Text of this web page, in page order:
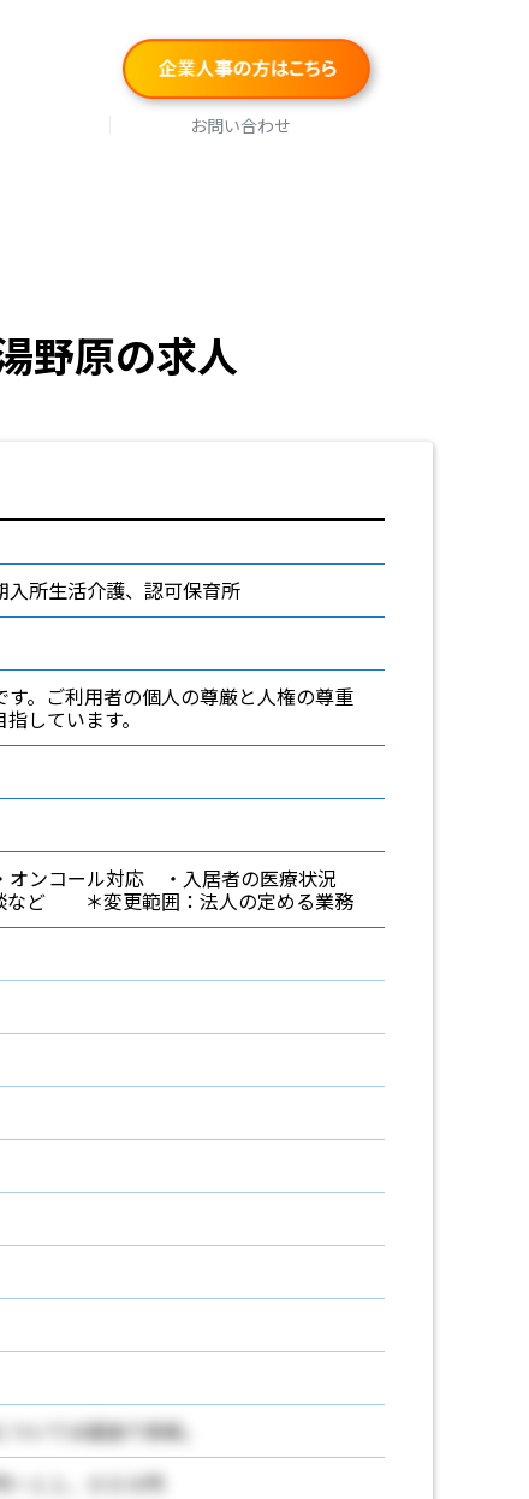
お問い合わせ
野原の求人
入所生活介護、認可保育所
。ご利用者の個人の尊厳と人権の尊重
しています。
ンコール対応 ・入居者の医療状況
など ＊変更範囲：法人の定める業務
いては追加で支給。
１１，０００円